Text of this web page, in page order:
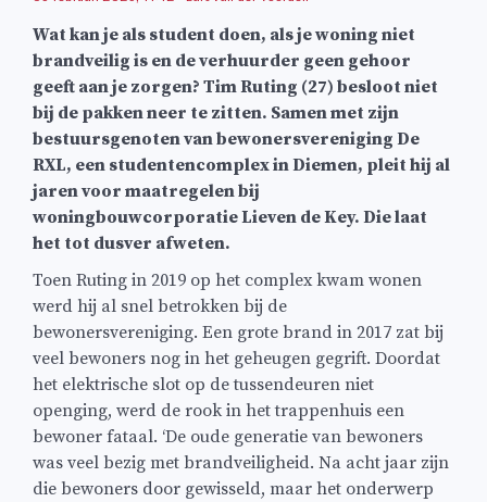
Wat kan je als student doen, als je woning niet
brandveilig is en de verhuurder geen gehoor
geeft aan je zorgen? Tim Ruting (27) besloot niet
bij de pakken neer te zitten. Samen met zijn
bestuursgenoten van bewonersvereniging De
RXL, een studentencomplex in Diemen, pleit hij al
jaren voor maatregelen bij
woningbouwcorporatie Lieven de Key. Die laat
het tot dusver afweten.
Toen Ruting in 2019 op het complex kwam wonen
werd hij al snel betrokken bij de
bewonersvereniging. Een grote brand in 2017 zat bij
veel bewoners nog in het geheugen gegrift. Doordat
het elektrische slot op de tussendeuren niet
openging, werd de rook in het trappenhuis een
bewoner fataal. ‘De oude generatie van bewoners
was veel bezig met brandveiligheid. Na acht jaar zijn
die bewoners door gewisseld, maar het onderwerp